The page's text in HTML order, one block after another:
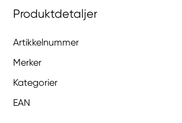
Produktdetaljer
Artikkelnummer
Merker
Kategorier
EAN